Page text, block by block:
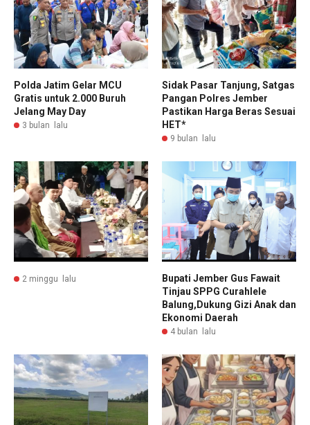
Polda Jatim Gelar MCU
Gratis untuk 2.000 Buruh
Jelang May Day
3 bulan lalu
Sidak Pasar Tanjung, Satgas
Pangan Polres Jember
Pastikan Harga Beras Sesuai
HET*
9 bulan lalu
2 minggu lalu
Bupati Jember Gus Fawait
Tinjau SPPG Curahlele
Balung,Dukung Gizi Anak dan
Ekonomi Daerah
4 bulan lalu